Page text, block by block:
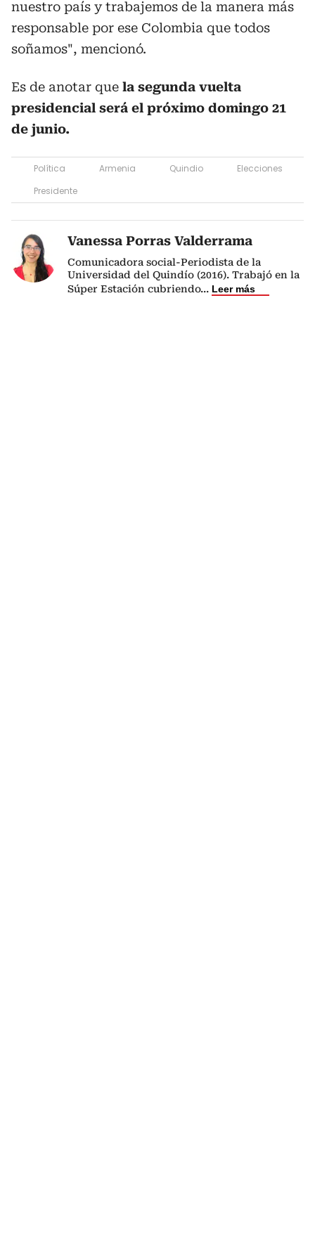
nuestro país y trabajemos de la manera más
responsable por ese Colombia que todos
soñamos", mencionó.
Es de anotar que la segunda vuelta
presidencial será el próximo domingo 21
de junio.
Política Armenia Quindio
Elecciones
Presidente
Vanessa Porras Valderrama
Comunicadora social-Periodista de la
Universidad del Quindío (2016). Trabajó en la
Súper Estación cubriendo... Leer más